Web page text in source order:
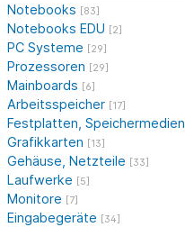
Notebooks [83]
Notebooks EDU [2]
PC Systeme [29]
Prozessoren [29]
Mainboards [6]
Arbeitsspeicher [17]
Festplatten, Speichermedien
Grafikkarten [13]
Gehäuse, Netzteile [33]
Laufwerke [5]
Monitore [7]
Eingabegeräte [34]